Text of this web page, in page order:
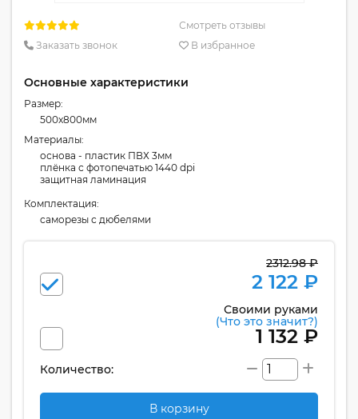
Смотреть отзывы
Заказать звонок
В избранное
Основные характеристики
Размер:
500x800мм
Материалы:
основа - пластик ПВХ 3мм
плёнка с фотопечатью 1440 dpi
защитная ламинация
Комплектация:
cаморезы с дюбелями
2312.98 ₽
2 122 ₽
Своими руками
(Что это значит?)
1 132 ₽
Количество:
В корзину